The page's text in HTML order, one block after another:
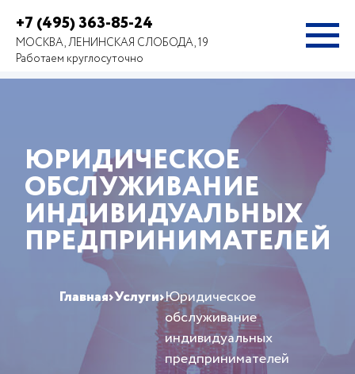
+7 (495) 363-85-24
МОСКВА, ЛЕНИНСКАЯ СЛОБОДА, 19
Работаем круглосуточно
ЮРИДИЧЕСКОЕ
ОБСЛУЖИВАНИЕ
ИНДИВИДУАЛЬНЫХ
ПРЕДПРИНИМАТЕЛЕЙ
Главная›Услуги›Юридическое
обслуживание
индивидуальных
предпринимателей